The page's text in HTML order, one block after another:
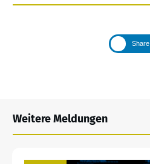
Share
Weitere Meldungen